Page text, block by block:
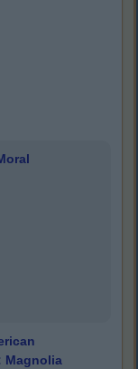
Magnolia